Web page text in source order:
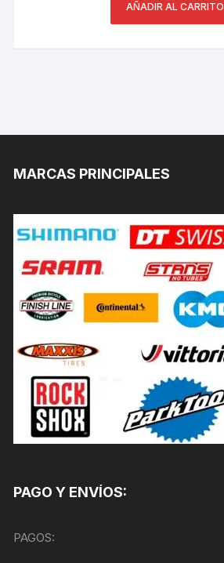
AÑADIR AL CARRITO
MARCAS PRINCIPALES
PAGO Y ENVÍOS:
PAGOS: